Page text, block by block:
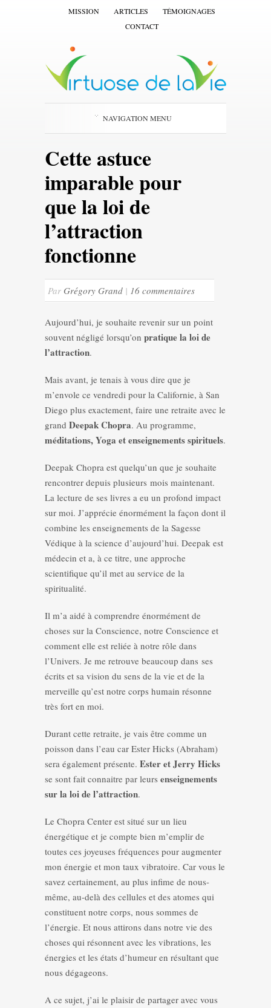
MISSION ARTICLES
TÉMOIGNAGES
CONTACT
NAVIGATION MENU
Cette astuce
imparable pour
que la loi de
l’attraction
fonctionne
Par Grégory Grand | 16 commentaires
Aujourd’hui, je souhaite revenir sur un point
souvent négligé lorsqu’on pratique la loi de
l’attraction.
Mais avant, je tenais à vous dire que je
m’envole ce vendredi pour la Californie, à San
Diego plus exactement, faire une retraite avec le
grand Deepak Chopra. Au programme,
méditations, Yoga et enseignements spirituels.
Deepak Chopra est quelqu’un que je souhaite
rencontrer depuis plusieurs mois maintenant.
La lecture de ses livres a eu un profond impact
sur moi. J’apprécie énormément la façon dont il
combine les enseignements de la Sagesse
Védique à la science d’aujourd’hui. Deepak est
médecin et a, à ce titre, une approche
scientifique qu’il met au service de la
spiritualité.
Il m’a aidé à comprendre énormément de
choses sur la Conscience, notre Conscience et
comment elle est reliée à notre rôle dans
l’Univers. Je me retrouve beaucoup dans ses
écrits et sa vision du sens de la vie et de la
merveille qu’est notre corps humain résonne
très fort en moi.
Durant cette retraite, je vais être comme un
poisson dans l’eau car Ester Hicks (Abraham)
sera également présente. Ester et Jerry Hicks
se sont fait connaitre par leurs enseignements
sur la loi de l’attraction.
Le Chopra Center est situé sur un lieu
énergétique et je compte bien m’emplir de
toutes ces joyeuses fréquences pour augmenter
mon énergie et mon taux vibratoire. Car vous le
savez certainement, au plus infime de nous-
même, au-delà des cellules et des atomes qui
constituent notre corps, nous sommes de
l’énergie. Et nous attirons dans notre vie des
choses qui résonnent avec les vibrations, les
énergies et les états d’humeur en résultant que
nous dégageons.
A ce sujet, j’ai le plaisir de partager avec vous